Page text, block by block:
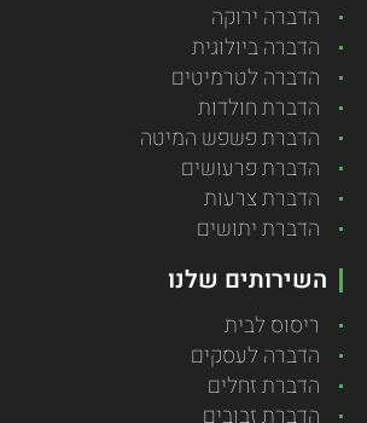
הדברה ירוקה
הדברה ביולוגית
הדברה לטרמיטים
הדברת חולדות
הדברת פשפש המיטה
הדברת פרעושים
הדברת צרעות
הדברת יתושים
השירותים שלנו
ריסוס לבית
הדברה לעסקים
הדברת זחלים
הדברת זבובים